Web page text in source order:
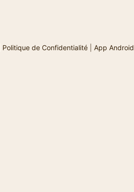
Politique de Confidentialité| App Android